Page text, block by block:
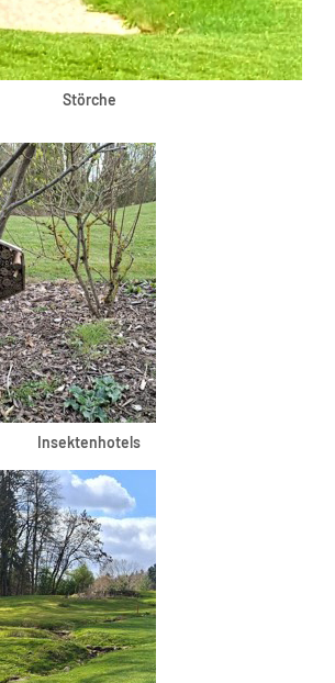
Störche
Insektenhotels